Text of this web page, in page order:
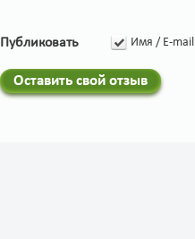
Публиковать Имя / E-mail
Оставить свой отзыв